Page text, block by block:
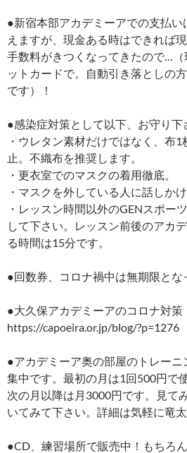
●新宿本部アカデミーアでの支払
えますが、現金ある時はできれば
手数料がきつくなってきたので…
ットカードで。自動引き落としの
です）！
●感染症対策として以下、お守り下
・ウレタン素材だけではなく、布
止。不織布を推奨します。
・更衣室でのマスクの着用徹底。
・マスクを外している人に話しか
・レッスン時間以外のGENスポー
して下さい。レッスン前後のアカ
る時間は15分です。
●回数券、コロナ禍中は無期限とな
●大久保アカデミーアのコロナ対策
https://capoeira.or.jp/blog/?p=1276
●アカデミーア奥の部屋のトレー
集中です。最初の月は1回500円で
次の月以降は月3000円です。見て
いてみて下さい。詳細は気軽に竜太
●CD、練習場所で販売中！もちろ